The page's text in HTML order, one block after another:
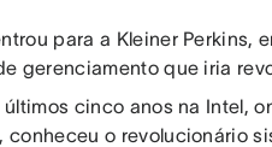
para a Kleiner Perkins,
gerenciamento que iria
últimos cinco anos na Intel,
conheceu o revolucionário